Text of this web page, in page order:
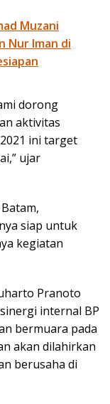
Muzani
Nur Iman di
dorong
aktivitas
ini target
ujar
siap untuk
kegiatan
Pranoto
internal BP
bermuara pada
akan dilahirkan
berusaha di